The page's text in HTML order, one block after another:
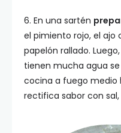
6. En una sartén
el pimiento rojo, el
papelón rallado.
tienen mucha agua
cocina a fuego medio
rectifica sabor con